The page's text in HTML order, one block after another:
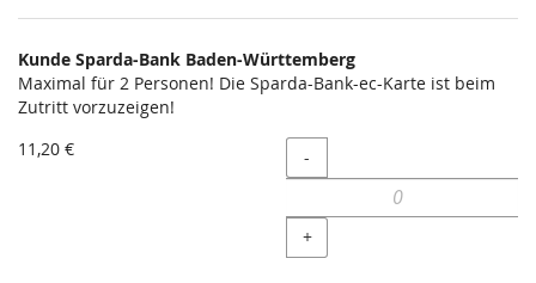
Kunde Sparda-Bank Baden-Württemberg
Maximal für 2 Personen! Die Sparda-Bank-ec-Karte ist beim
Zutritt vorzuzeigen!
11,20 €
Menge
-
+